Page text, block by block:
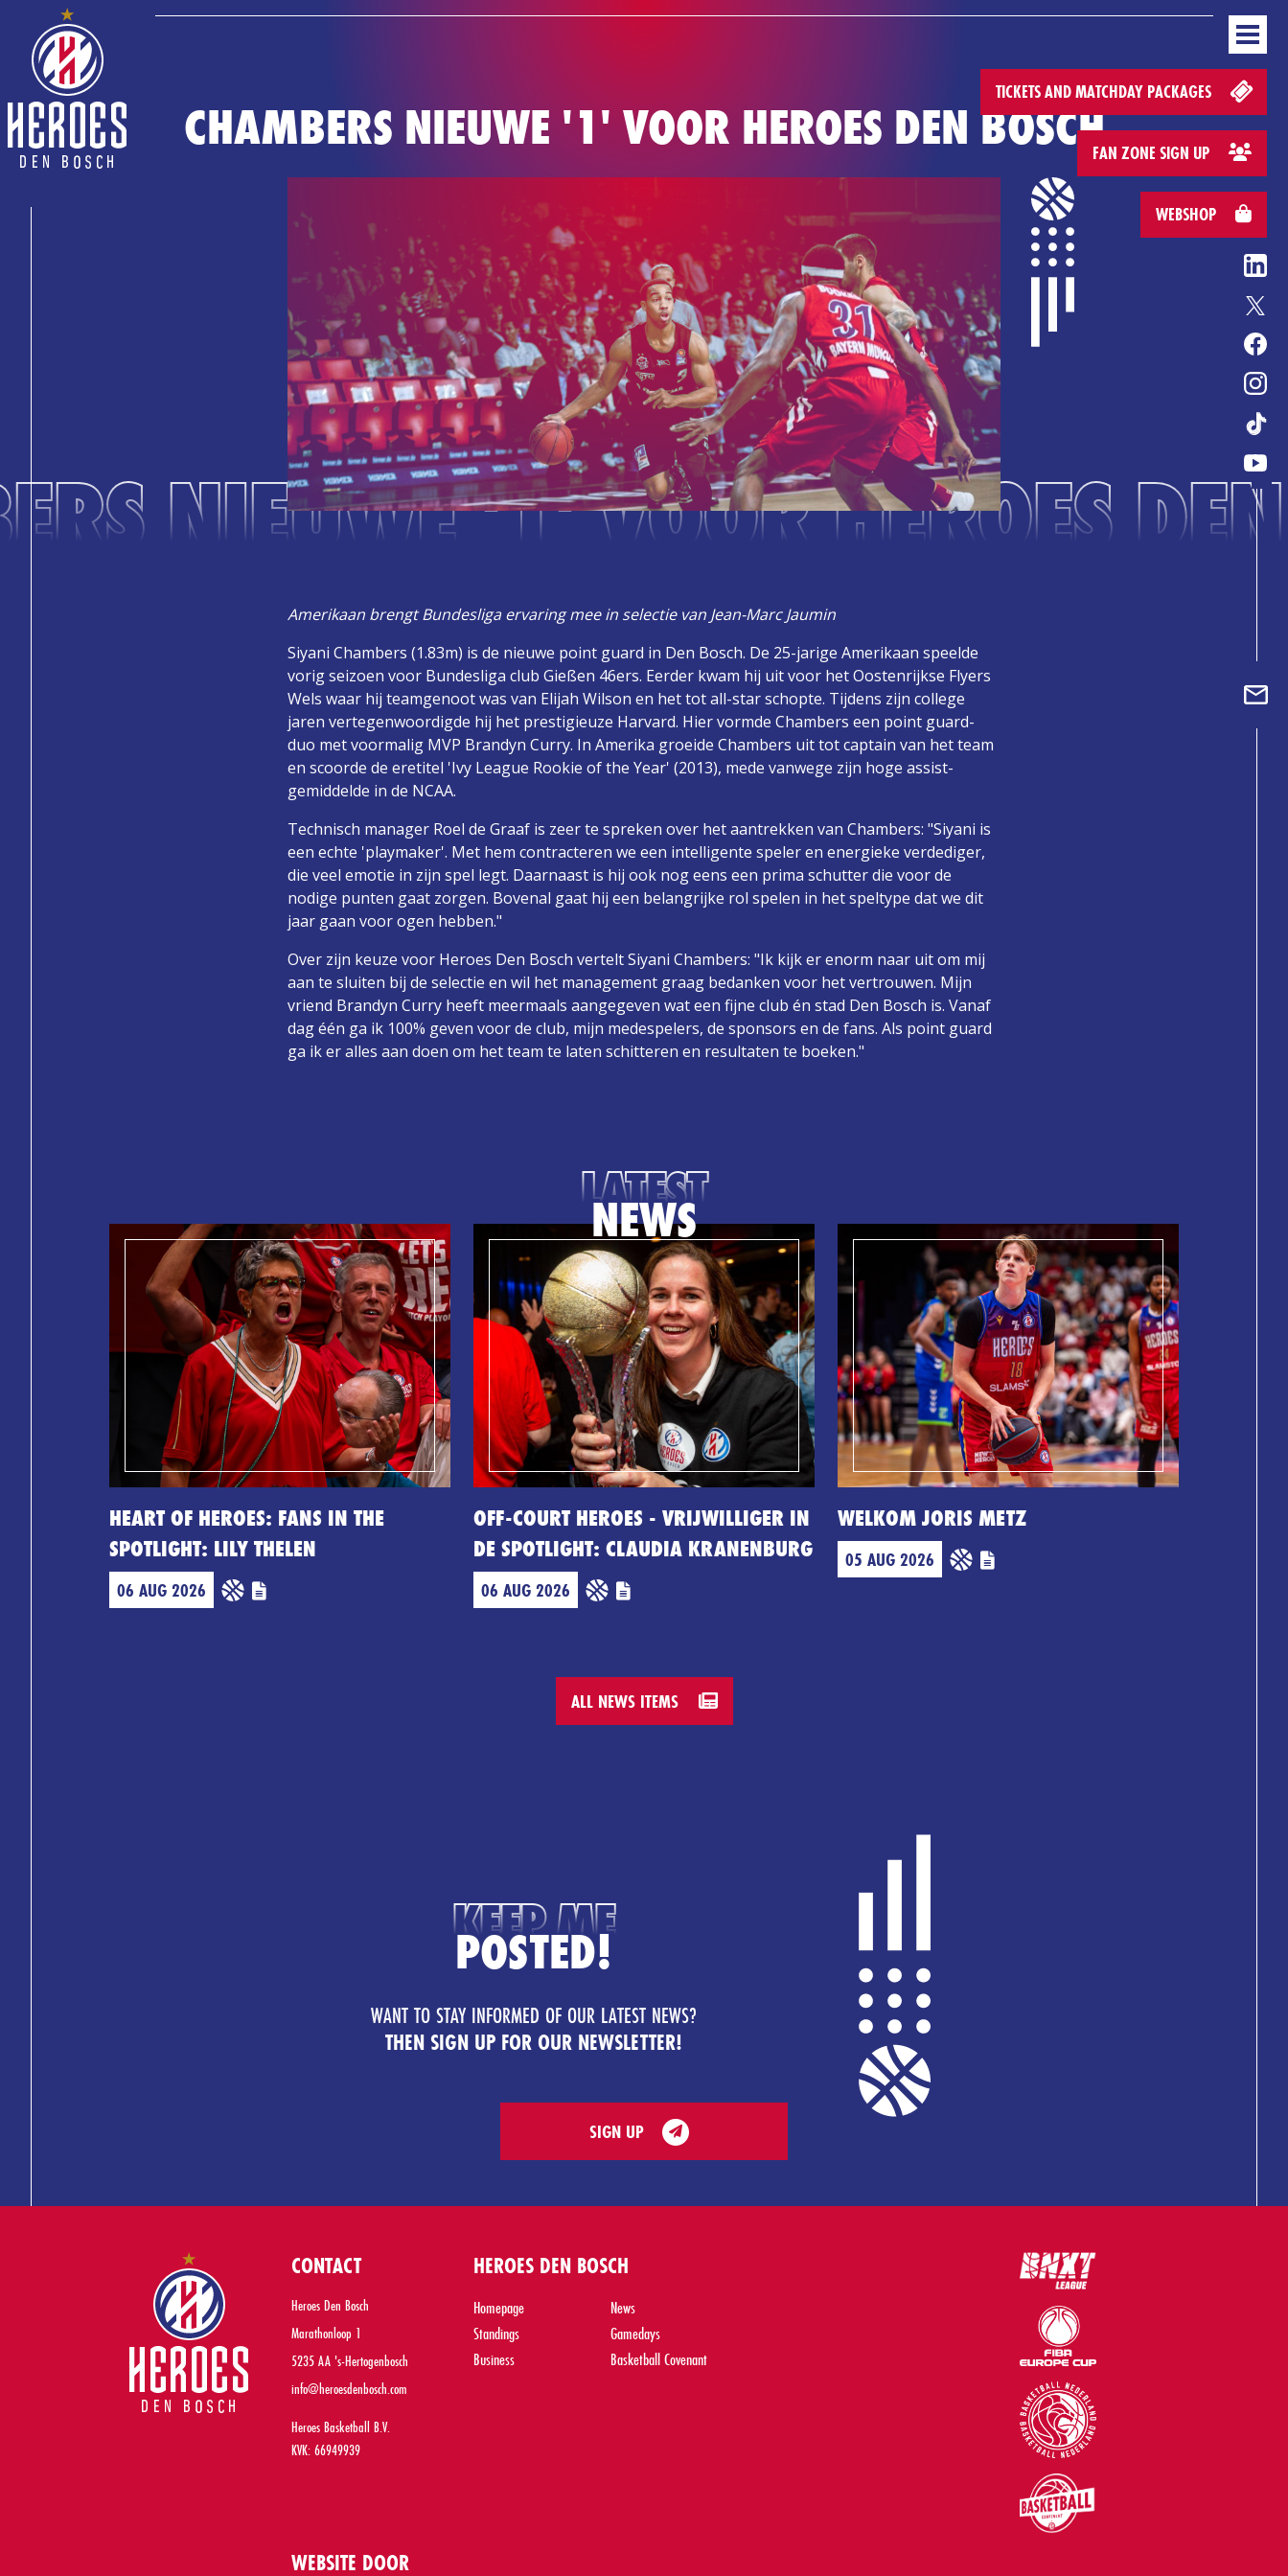
ENTERTAINMENTHONOURSHEROES GAME
TICKETS AND MATCHDAY PACKAGES
FAN ZONE SIGN UP
WEBSHOP
CHAMBERS NIEUWE '1' VOOR HEROES DEN BOSCH
NIEUWE '1' VOOR HEROES
Amerikaan brengt Bundesliga ervaring mee in selectie van Jean-Marc Jaumin
Siyani Chambers (1.83m) is de nieuwe point guard in Den Bosch. De 25-jarige Amerikaan speelde
vorig seizoen voor Bundesliga club Gießen 46ers. Eerder kwam hij uit voor het Oostenrijkse Flyers
Wels waar hij teamgenoot was van Elijah Wilson en het tot all-star schopte. Tijdens zijn college
jaren vertegenwoordigde hij het prestigieuze Harvard. Hier vormde Chambers een point guard-
duo met voormalig MVP Brandyn Curry. In Amerika groeide Chambers uit tot captain van het team
en scoorde de eretitel 'Ivy League Rookie of the Year' (2013), mede vanwege zijn hoge assist-
gemiddelde in de NCAA.
Technisch manager Roel de Graaf is zeer te spreken over het aantrekken van Chambers: "Siyani is
een echte 'playmaker'. Met hem contracteren we een intelligente speler en energieke verdediger,
die veel emotie in zijn spel legt. Daarnaast is hij ook nog eens een prima schutter die voor de
nodige punten gaat zorgen. Bovenal gaat hij een belangrijke rol spelen in het speltype dat we dit
jaar gaan voor ogen hebben."
Over zijn keuze voor Heroes Den Bosch vertelt Siyani Chambers: "Ik kijk er enorm naar uit om mij
aan te sluiten bij de selectie en wil het management graag bedanken voor het vertrouwen. Mijn
vriend Brandyn Curry heeft meermaals aangegeven wat een fijne club én stad Den Bosch is. Vanaf
dag één ga ik 100% geven voor de club, mijn medespelers, de sponsors en de fans. Als point guard
ga ik er alles aan doen om het team te laten schitteren en resultaten te boeken."
LATEST
NEWS
HEART OF HEROES: FANS IN THE
SPOTLIGHT: LILY THELEN
06 AUG 2026
OFF-COURT HEROES - VRIJWILLIGER IN
DE SPOTLIGHT: CLAUDIA KRANENBURG
06 AUG 2026
WELKOM JORIS METZ
05 AUG 2026
ALL NEWS ITEMS
KEEP ME
POSTED!
WANT TO STAY INFORMED OF OUR LATEST NEWS?
THEN SIGN UP FOR OUR NEWSLETTER!
SIGN UP
CONTACT
Heroes Den Bosch
Marathonloop 1
5235 AA 's-Hertogenbosch
info@heroesdenbosch.com
Heroes Basketball B.V.
KVK: 66949939
HEROES DEN BOSCH
Homepage
News
Standings
Gamedays
Business
Basketball Covenant
WEBSITE DOOR